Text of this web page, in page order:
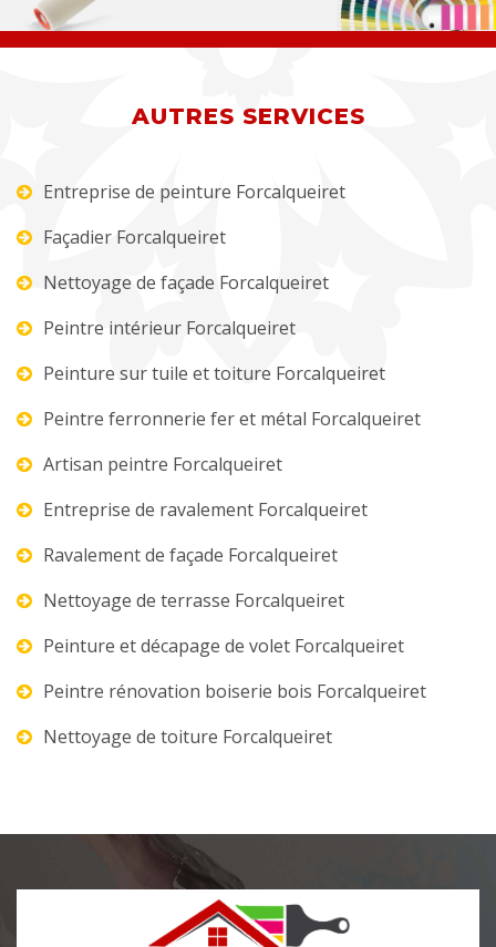
AUTRES SERVICES
Entreprise de peinture Forcalqueiret
Façadier Forcalqueiret
Nettoyage de façade Forcalqueiret
Peintre intérieur Forcalqueiret
Peinture sur tuile et toiture Forcalqueiret
Peintre ferronnerie fer et métal Forcalqueiret
Artisan peintre Forcalqueiret
Entreprise de ravalement Forcalqueiret
Ravalement de façade Forcalqueiret
Nettoyage de terrasse Forcalqueiret
Peinture et décapage de volet Forcalqueiret
Peintre rénovation boiserie bois Forcalqueiret
Nettoyage de toiture Forcalqueiret